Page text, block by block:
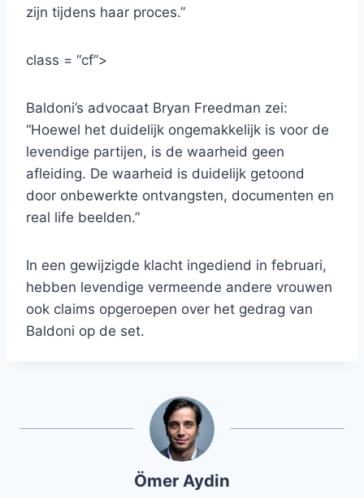
zijn tijdens haar proces.”
class = “cf”>
Baldoni’s advocaat Bryan Freedman zei:
“Hoewel het duidelijk ongemakkelijk is voor de
levendige partijen, is de waarheid geen
afleiding. De waarheid is duidelijk getoond
door onbewerkte ontvangsten, documenten en
real life beelden.”
In een gewijzigde klacht ingediend in februari,
hebben levendige vermeende andere vrouwen
ook claims opgeroepen over het gedrag van
Baldoni op de set.
Ömer Aydin